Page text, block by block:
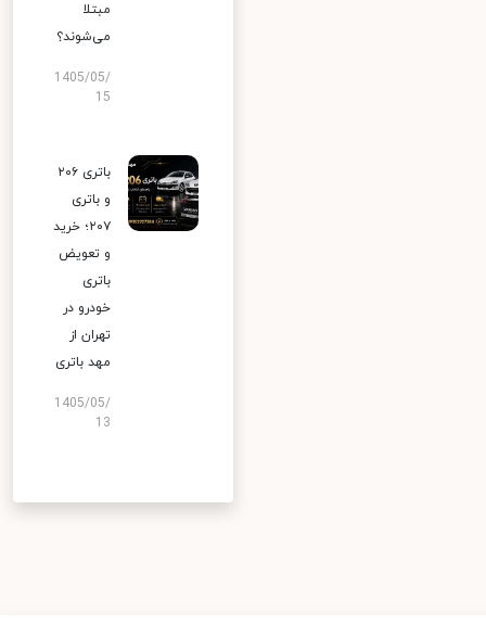
مبتلا
می‌شوند؟
1405/05/
15
باتری ۲۰۶
و باتری
۲۰۷؛ خرید
و تعویض
باتری
خودرو در
تهران از
مهد باتری
1405/05/
13